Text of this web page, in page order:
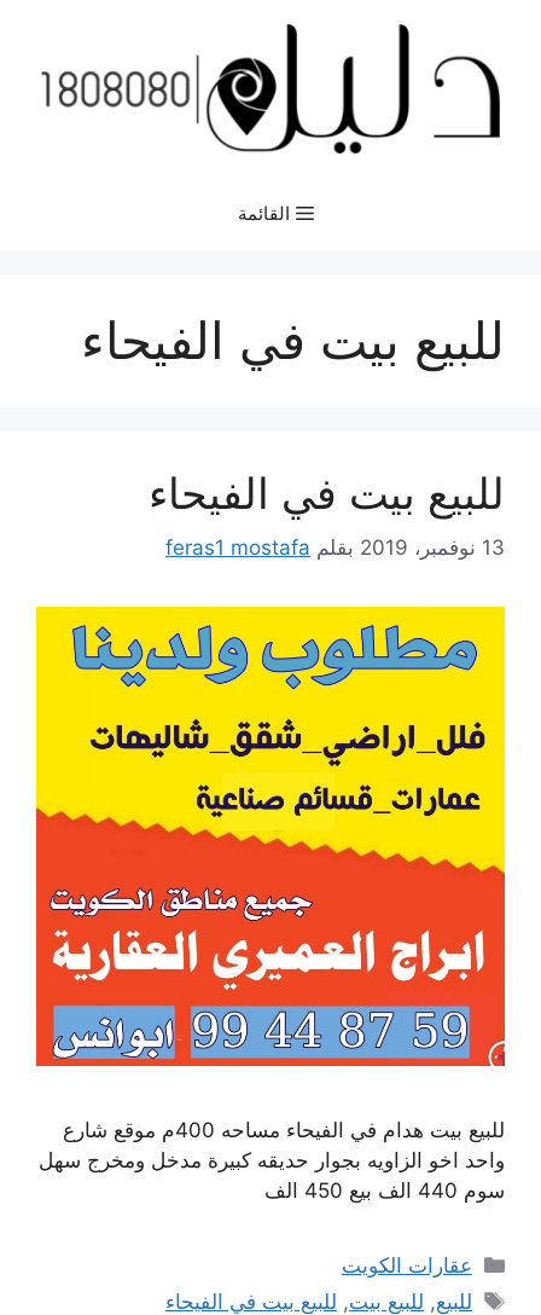
المحتوى
القائمة
للبيع بيت في الفيحاء
للبيع بيت في الفيحاء
13 نوفمبر، 2019 بقلم feras1 mostafa
للبيع بيت هدام في الفيحاء مساحه 400م موقع شارع
واحد اخو الزاويه بجوار حديقه كبيرة مدخل ومخرج سهل
سوم 440 الف بيع 450 الف
التصنيفات
عقارات الكويت
الوسوم
للبيع, للبيع بيت, للبيع بيت في الفيحاء